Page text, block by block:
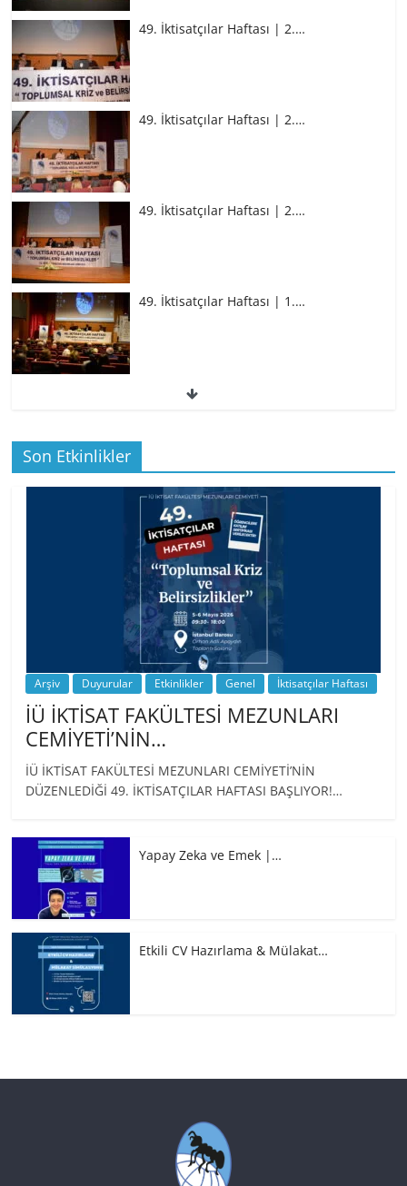
49. İktisatçılar Haftası | 2.…
49. İktisatçılar Haftası | 2.…
49. İktisatçılar Haftası | 2.…
49. İktisatçılar Haftası | 1.…
49. İktisatçılar Haftası | 1.…
BİZ İKTİSATLILAR: İÇİMİZDEN BİRİ PROF.
…
Son Etkinlikler
Arşiv Duyurular Etkinlikler Genel İktisatçılar Haftası
İÜ İKTİSAT FAKÜLTESİ MEZUNLARI
CEMİYETİ’NİN…
İÜ İKTİSAT FAKÜLTESİ MEZUNLARI CEMİYETİ’NİN
DÜZENLEDİĞİ 49. İKTİSATÇILAR HAFTASI BAŞLIYOR!…
Yapay Zeka ve Emek |…
Etkili CV Hazırlama & Mülakat…